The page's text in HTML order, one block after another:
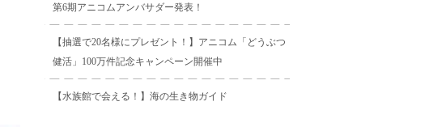
第6期アニコムアンバサダー発表！
【抽選で20名様にプレゼント！】アニコム「どうぶつ
健活」100万件記念キャンペーン開催中
【水族館で会える！】海の生き物ガイド